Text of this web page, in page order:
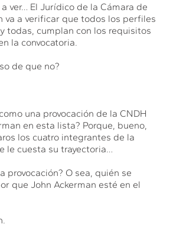
ver… El Jurídico de la Cámara de
va a verificar que todos los perfiles
todas, cumplan con los requisitos
la convocatoria.
de que no?
una provocación de la CNDH
en esta lista? Porque, bueno,
los cuatro integrantes de la
le cuesta su trayectoria…
provocación? O sea, quién se
que John Ackerman esté en el